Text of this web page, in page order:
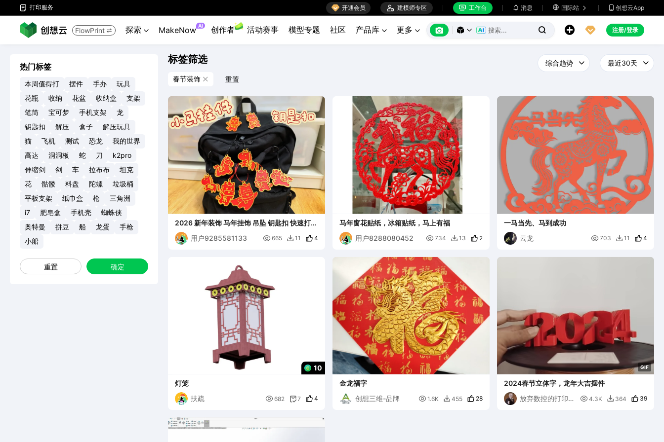
 打印服务  开通会员  建模师专区  工作台  消息  国际站   创想云App
FlowPrint  探索  MakeNow AI 创作者 活动赛事 模型专题 社区 产品库  更多        注册/登录
热门标签
本周值得打 摆件 手办
玩具
花瓶
收纳 花盆 收纳盒
支架
笔筒
宝可梦 手机支架
龙
钥匙扣
解压 盒子
解压玩具
猫
飞机 测试 恐龙
我的世界
高达
洞洞板 蛇 刀
k2pro
伸缩剑
剑 车 拉布布
坦克
花
骷髅 料盘 陀螺
垃圾桶
平板支架
纸巾盒 枪
三角洲
i7
肥皂盒 手机壳
蜘蛛侠
奥特曼
拼豆 船 龙蛋
手枪
小船
重置 确定
标签筛选
春节装饰  重置
2026 新年装饰 马年挂饰 吊坠 钥匙扣 快速打印
瑞马迎春
用户9285581133
 665  11 4
马年窗花贴纸，冰箱贴纸，马上有福
用户8288080452
 734  13 2
一马当先、马到成功
云龙
 703  11 4
10
灯笼
扶疏
 682 7 4
金龙福字
创想三维-品牌
 1.6K  455 28
GIF
2024春节立体字，龙年大吉摆件
放弃数控的打印小
 4.3K  364 39